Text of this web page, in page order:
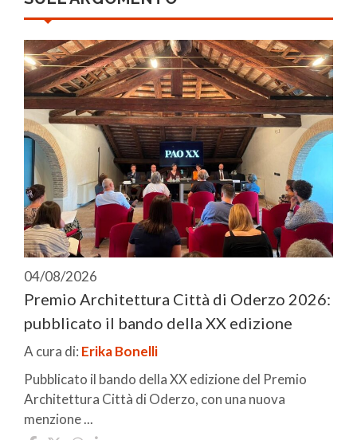
04/08/2026
Premio Architettura Città di Oderzo 2026:
pubblicato il bando della XX edizione
A cura di: Erika Bonelli
Pubblicato il bando della XX edizione del Premio
Architettura Città di Oderzo, con una nuova
menzione ...